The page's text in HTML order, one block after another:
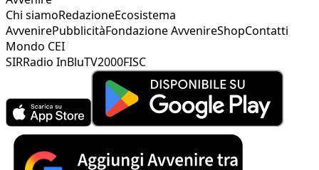
Chi siamoRedazioneEcosistema
AvvenirePubblicitàFondazione AvvenireShopContatti
Mondo CEI
SIRRadio InBluTV2000FISC